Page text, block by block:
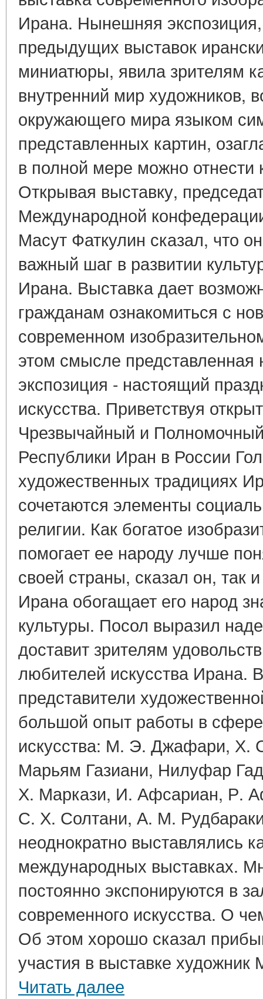
Ирана. Нынешняя экспозиция,
предыдущих выставок
миниатюры, явила зрителям
внутренний мир художников,
окружающего мира языком
представленных картин,
в полной мере можно отнести
Открывая выставку,
Международной
Масут Фаткулин сказал, что
важный шаг в развитии
Ирана. Выставка дает
гражданам ознакомиться с
современном
этом смысле представленная
экспозиция - настоящий
искусства. Приветствуя
Чрезвычайный и
Республики Иран в России
художественных традициях
сочетаются элементы
религии. Как богатое
помогает ее народу лучше
своей страны, сказал он, так
Ирана обогащает его народ
культуры. Посол выразил
доставит зрителям
любителей искусства Ирана.
представители
большой опыт работы в сфере
искусства: М. Э. Джафари,
Марьям Газиани, Нилуфар
Х. Маркази, И. Афсариан, Р.
С. Х. Солтани, А. М.
неоднократно выставлялись
международных выставках.
постоянно экспонируются в
современного искусства. О
Об этом хорошо сказал
участия в выставке
Читать далее